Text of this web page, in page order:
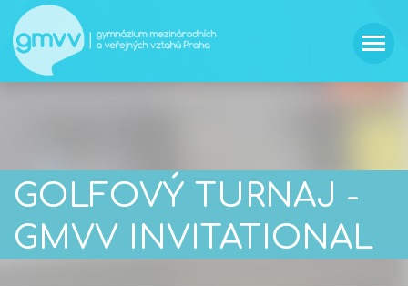
GOLFOVÝ TURNAJ -
GMVV INVITATIONAL